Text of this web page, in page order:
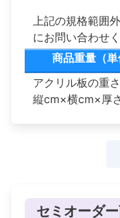
上記の規格範囲
にお問い合わせく
商品重量（単
アクリル板の重
縦cm×横cm×厚
セミオーダ